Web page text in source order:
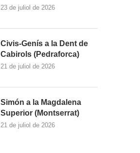
23 de juliol de 2026
Civis-Genís a la Dent de
Cabirols (Pedraforca)
21 de juliol de 2026
Simón a la Magdalena
Superior (Montserrat)
21 de juliol de 2026